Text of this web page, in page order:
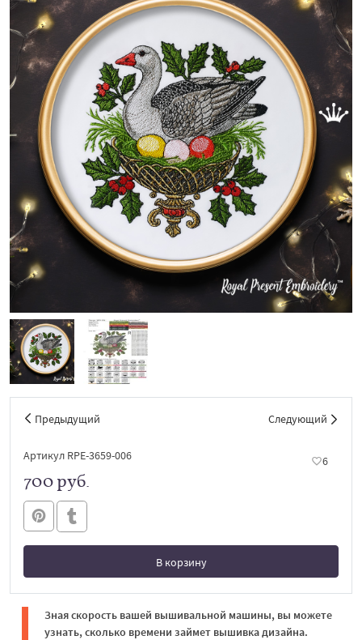
Предыдущий Следующий
Артикул RPE-3659-006 6
700 руб.
В корзину
В корзине
Зная скорость вашей вышивальной машины, вы можете
узнать, сколько времени займет вышивка дизайна.